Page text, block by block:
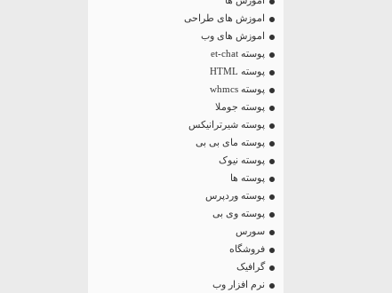
اموزش های طراحی
اموزش های وب
پوسته et-chat
پوسته HTML
پوسته whmcs
پوسته جوملا
پوسته شیرترانیکس
پوسته مای بی بی
پوسته نیوک
پوسته ها
پوسته وردپرس
پوسته وی بی
سورس
فروشگاه
گرافیک
نرم افزار وب